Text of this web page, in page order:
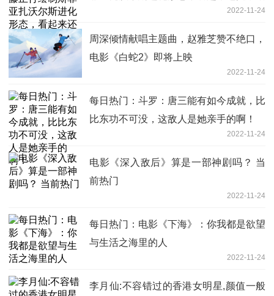
2022-11-24
周深倾情献唱主题曲，赵雅芝赞不绝口，
电影《白蛇2》即将上映
2022-11-24
每日热门：斗罗：唐三能有如今成就，比
比东功不可没，这敌人是她亲手的啊！
2022-11-24
电影《深入敌后》算是一部神剧吗？ 当
前热门
2022-11-24
每日热门：电影《下海》：你我都是欲望
与生活之海里的人
2022-11-24
李月仙:不容错过的香港女明星,颜值一般